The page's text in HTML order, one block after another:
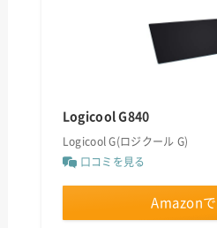
Logicool G840
Logicool G(ロジクール G)
口コミを見る
Amazonで